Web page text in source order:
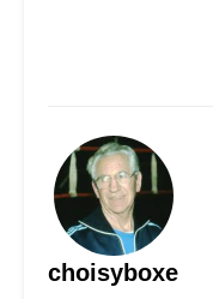
choisyboxe